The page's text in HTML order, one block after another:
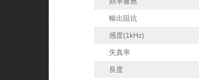
輸出阻抗
感度(1kHz)
失真率
長度